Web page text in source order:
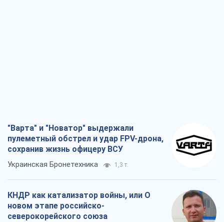
"Варта" и "Новатор" выдержали
пулеметный обстрел и удар FPV-дрона,
сохранив жизнь офицеру ВСУ
Украинская Бронетехника 1,3 т.
КНДР как катализатор войны, или О
новом этапе российско-
северокорейского союза